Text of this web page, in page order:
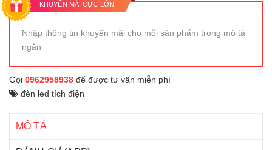
KHUYẾN MÃI CỰC LỚN
Nhập thông tin khuyến mãi cho mỗi sản phẩm trong mô tả
ngắn
Gọi 0962958938 để được tư vấn miễn phí
đèn led tích điện
MÔ TẢ